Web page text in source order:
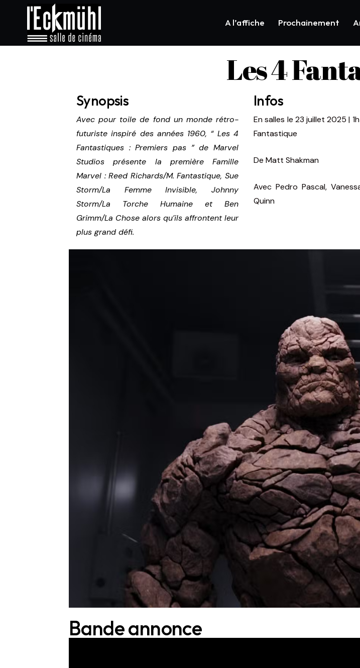
A l’affiche Prochainement
Les 4
Synopsis
Avec pour toile de fond un monde rétro-
futuriste inspiré des années 1960, “ Les 4
Fantastiques : Premiers pas ” de Marvel
Studios présente la première Famille
Marvel : Reed Richards/M. Fantastique, Sue
Storm/La Femme Invisible, Johnny
Storm/La Torche Humaine et Ben
Grimm/La Chose alors qu’ils affrontent leur
plus grand défi.
Infos
En salles le 23 juillet 2025 |
Fantastique
De Matt Shakman
Avec Pedro Pascal,
Quinn
Bande annonce